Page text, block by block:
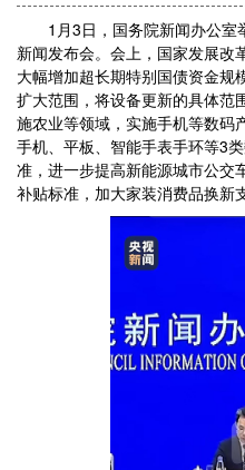
1月3日，国务院新闻办公室
新闻发布会。会上，国家发展改
大幅增加超长期特别国债资金规
扩大范围，将设备更新的具体范
施农业等领域，实施手机等数码
手机、平板、智能手表手环等3
准，进一步提高新能源城市公交
补贴标准，加大家装消费品换新